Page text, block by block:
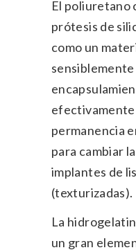
El poliuretano
prótesis de
como un
sensiblemente
efectivamente
permanencia
para cambiar
implantes de
(texturizadas).
La
un gran